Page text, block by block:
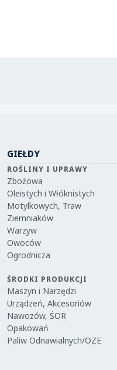
GIEŁDY
ROŚLINY I UPRAWY
Zbożowa
Oleistych i Włóknistych
Motylkowych, Traw
Ziemniaków
Warzyw
Owoców
Ogrodnicza
ŚRODKI PRODUKCJI
Maszyn i Narzędzi
Urządzeń, Akcesoriów
Nawozów, ŚOR
Opakowań
Paliw Odnawialnych/OZE